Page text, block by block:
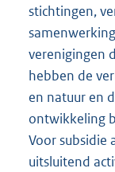
stichtingen,
verenigingen
hebben de
en natuur en
ontwikkeling
Voor subsidie
uitsluitend